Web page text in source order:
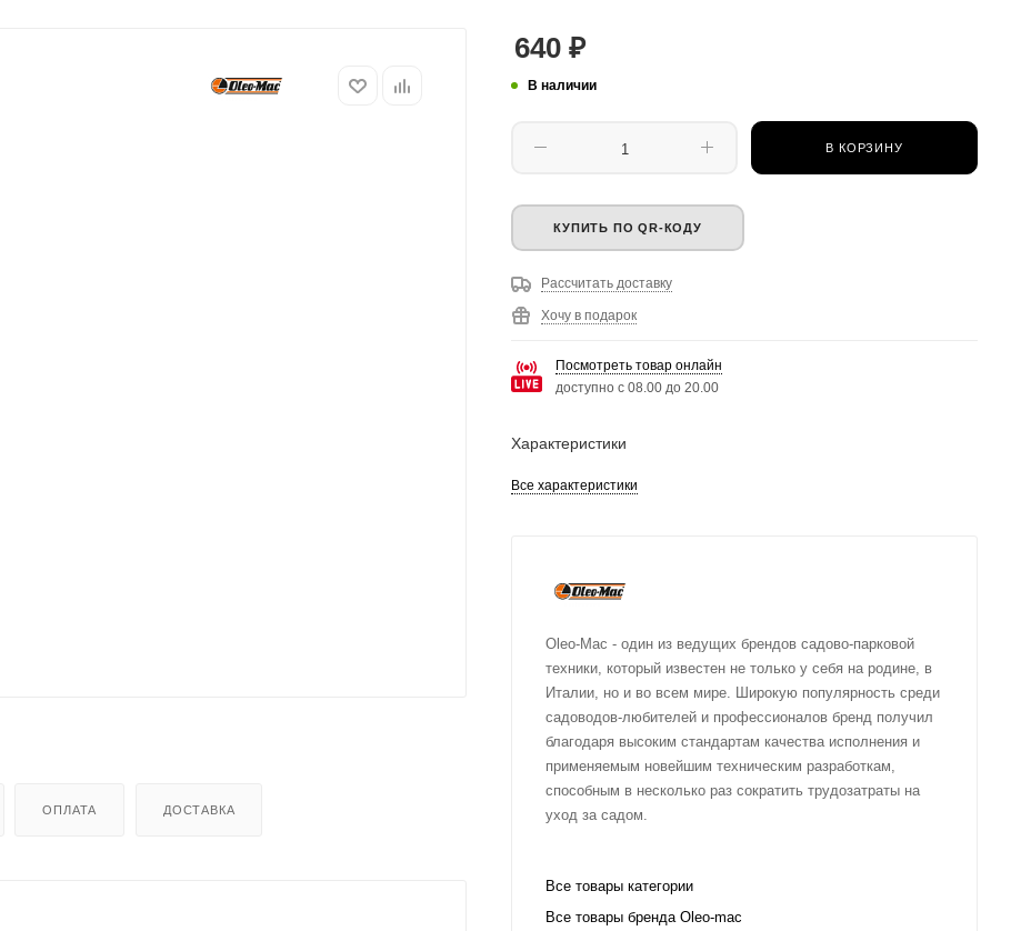
ОПЛАТА ДОСТАВКА
640 ₽
В наличии
В КОРЗИНУ
КУПИТЬ ПО QR-КОДУ
Рассчитать доставку
Хочу в подарок
Посмотреть товар онлайн
доступно с 08.00 до 20.00
Характеристики
Все характеристики
Oleo-Mac - один из ведущих брендов садово-парковой
техники, который известен не только у себя на родине, в
Италии, но и во всем мире. Широкую популярность среди
садоводов-любителей и профессионалов бренд получил
благодаря высоким стандартам качества исполнения и
применяемым новейшим техническим разработкам,
способным в несколько раз сократить трудозатраты на
уход за садом.
Все товары категории
Все товары бренда Oleo-mac